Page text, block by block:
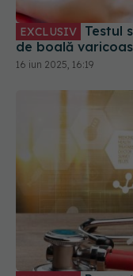
16 iun 2025, 16:19
Prevenția, investiția esențială pentru
viitorul sănătății
o chestiune de
19 iun 2025, 20:48